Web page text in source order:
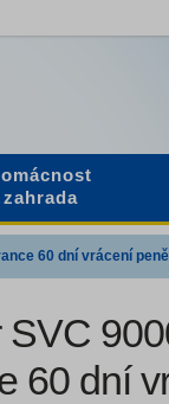
zahrada
60 dní vrácení
SVC
60 dní